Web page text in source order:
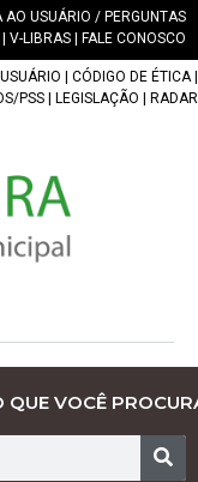
AO USUÁRIO / PERGUNTAS
V-LIBRAS FALE CONOSCO
CÓDIGO DE ÉTICA|
PSS LEGISLAÇÃO RADAR
QUE VOCÊ